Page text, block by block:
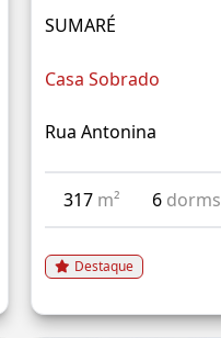
SUMARÉ
Casa Sobrado
Rua Antonina
317 m² 6 dorms
Destaque